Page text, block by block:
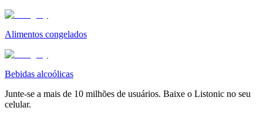
Alimentos congelados
Bebidas alcoólicas
Junte-se a mais de 10 milhões de usuários. Baixe o Listonic no seu
celular.